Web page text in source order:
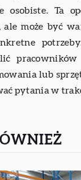
osobiste. Ta
ale może być
lub
pytania w